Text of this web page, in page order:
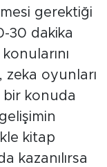
gerektiği
30 dakika
oyunları
konuda
kitap
kazanılırsa